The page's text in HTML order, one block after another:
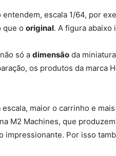
entendem, escala 1/64, por
que o original. A figura abaixo
só a dimensão da
os produtos da marca
escala, maior o carrinho e mais
M2 Machines, que
impressionante. Por isso